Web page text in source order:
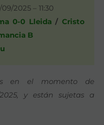
09/2025 – 11:30
0-0 Lleida /Cristo
B
en el momento de
y están sujetas a